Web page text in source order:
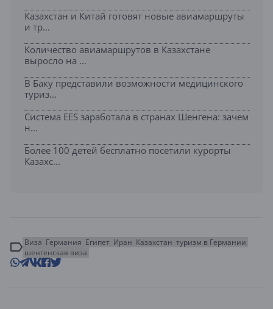
Казахстан и Китай готовят новые авиамаршруты
и тр...
Количество авиамаршрутов в Казахстане
выросло на ...
В Баку представили возможности медицинского
туриз...
Система EES заработала в странах Шенгена: зачем
н...
Более 100 детей бесплатно посетили курорты
Казахс...
Виза Германия Египет Иран Казахстан туризм в Германии
шенгенская виза